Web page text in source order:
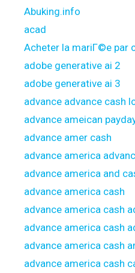
Abuking.info
acad
Acheter la mariГ©e par
adobe generative ai 2
adobe generative ai 3
advance advance cash
advance ameican
advance amer cash
advance america
advance america and
advance america cash
advance america cash
advance america cash
advance america cash
advance america cash